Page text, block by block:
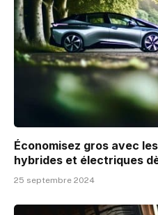
Économisez gros avec
hybrides et électriques
25 septembre 2024